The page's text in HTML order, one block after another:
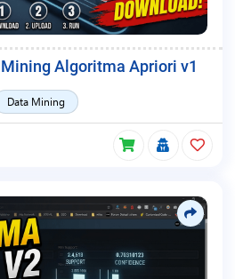
Algoritma Apriori v1
Data Mining